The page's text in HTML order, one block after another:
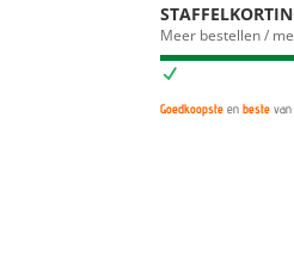
Meer bestellen /
N
Goedkoopste enbeste